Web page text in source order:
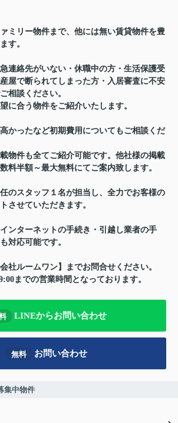
ミリー物件まで、他には無い賃貸物件を豊
す。
連絡先がいない・休職中の方・生活保護受
屋で断られてしまった方・入居審査に不安
相談ください。
に合う物件をご紹介いたします。
かったなど初期費用についてもご相談くだ
物件も全てご紹介可能です。他社様の掲載
料半額～最大無料にてご案内致します。
のスタッフ１名が担当し、全力でお客様の
させていただきます。
ンターネットの手続き・引越し業者の手
対応可能です。
社ルームワン】までお問合せください。
までの営業時間となっております。
LINEからお問い合わせ
無料 お問い合わせ
集中物件